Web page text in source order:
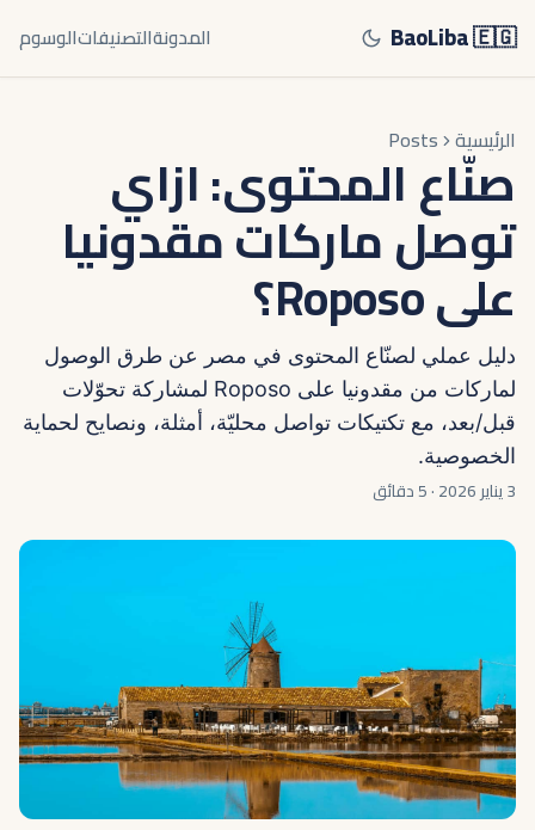
BaoLiba 🇪🇬 المدونةالتصنيفاتالوسوم
الرئيسية Posts
صنّاع المحتوى: ازاي
توصل ماركات مقدونيا
على Roposo؟
دليل عملي لصنّاع المحتوى في مصر عن طرق الوصول
لماركات من مقدونيا على Roposo لمشاركة تحوّلات
قبل/بعد، مع تكتيكات تواصل محليّة، أمثلة، ونصايح لحماية
الخصوصية.
3 يناير 2026 ·5 دقائق